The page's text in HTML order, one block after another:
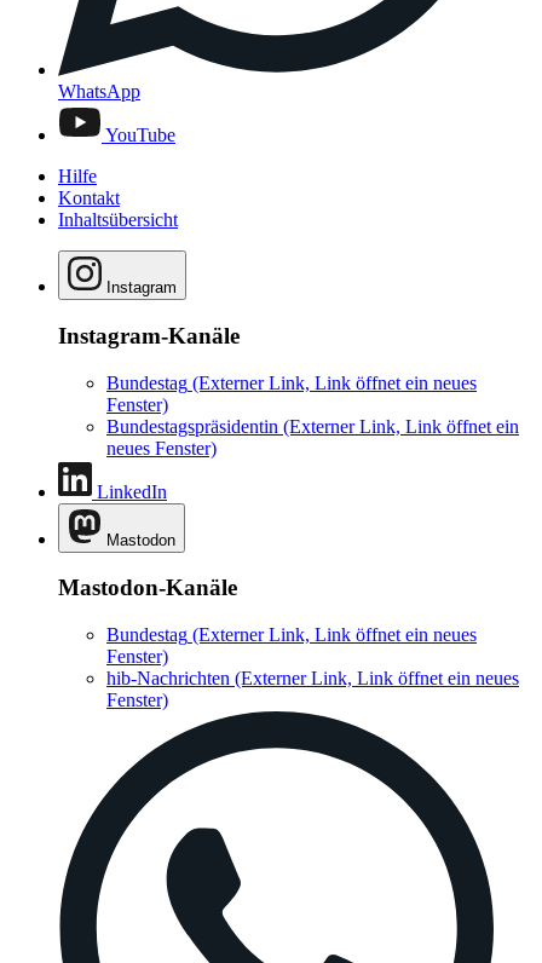
WhatsApp
YouTube
Hilfe
Kontakt
Inhaltsübersicht
Instagram
Instagram-Kanäle
Bundestag (Externer Link, Link öffnet ein neues
Fenster)
Bundestagspräsidentin (Externer Link, Link öffnet ein
neues Fenster)
LinkedIn
Mastodon
Mastodon-Kanäle
Bundestag (Externer Link, Link öffnet ein neues
Fenster)
hib-Nachrichten (Externer Link, Link öffnet ein neues
Fenster)